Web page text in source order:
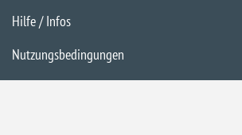
Hilfe / Infos
Nutzungsbedingungen